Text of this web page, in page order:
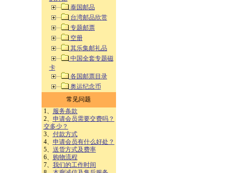
泰国邮品
台湾邮品欣赏
专题邮票
空册
其乐集邮礼品
中国全套专题磁
卡
各国邮票目录
奥运纪念币
常见问题
1、
服务条款
2、 申请会员需要交费吗？
交多少？
3、 付款方式
4、 申请会员有什么好处？
5、 送货方式及费率
6、
购物流程
7、 我们的工作时间